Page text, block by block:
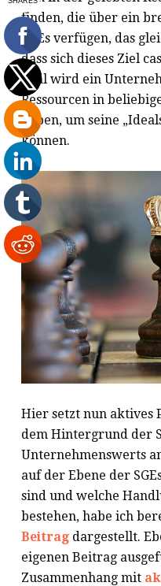
finden, die über ein
SGEs verfügen, das
dass sich dieses Ziel
Real wird ein
Ressourcen in
haben, um seine
können.
Hier setzt nun aktives
dem Hintergrund der
Unternehmenswerts
auf der Ebene der
sind und welche
bestehen, habe ich
Beitragdargestellt.
eigenen Beitrag
Zusammenhang mit